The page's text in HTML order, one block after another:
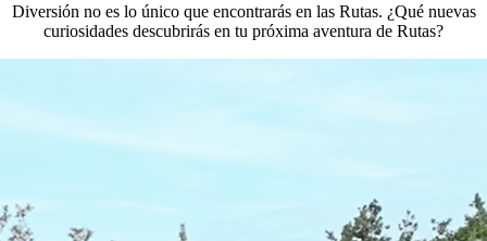
Diversión no es lo único que encontrarás en las Rutas. ¿Qué nuevas
curiosidades descubrirás en tu próxima aventura de Rutas?